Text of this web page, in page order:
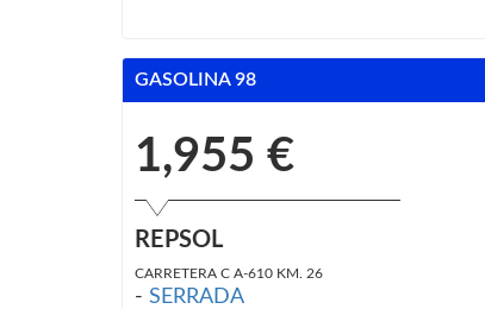
GASOLINA 98
1,955 €
REPSOL
CARRETERA C A-610 KM. 26
- SERRADA